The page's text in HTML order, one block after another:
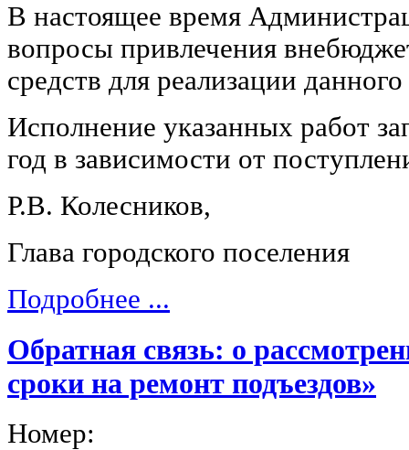
В настоящее время
вопросы привлечения
средств для реализации
Исполнение указанных работ
год в зависимости от
Р.В. Колесников,
Глава городского поселения
Подробнее ...
Обратная связь: о
сроки на ремонт подъездов»
Номер: